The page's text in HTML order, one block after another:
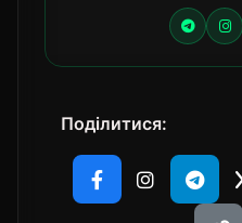
Поділитися: